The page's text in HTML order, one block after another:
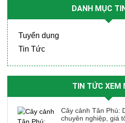
DANH MỤC
Tuyển dụng
Tin Tức
TIN TỨC XEM
Cây cảnh Tân Phú:
chuyên nghiệp, giá